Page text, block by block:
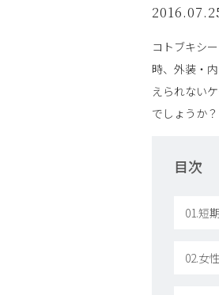
コトブキシ
時、外装・
えられない
でしょうか？
目次
01.短
02.女